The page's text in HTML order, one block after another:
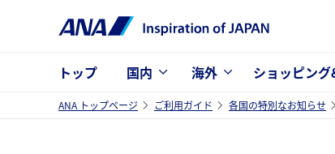
トップ 国内 海外 ショッピン
ANA トップページ ご利用ガイド 各国の特別なお知らせ